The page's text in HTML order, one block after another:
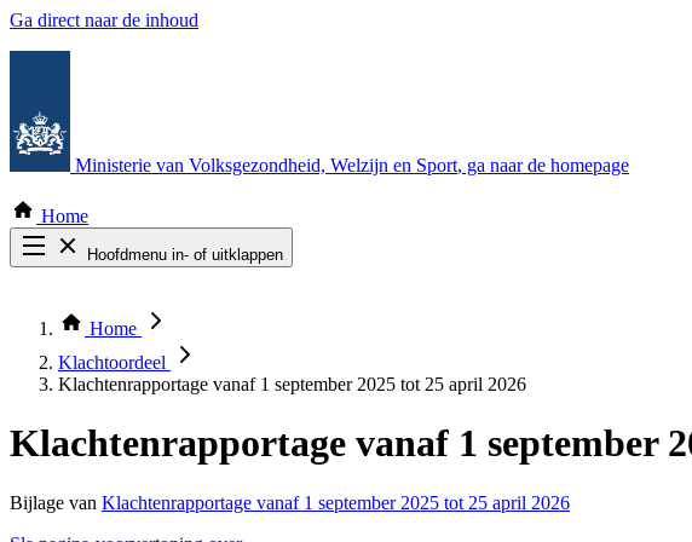
Ga direct naar de inhoud
Ministerie van Volksgezondheid, Welzijn en Sport, ga naar de homepage
Home
Hoofdmenu in- of uitklappen
Thema COVID-19
Bekijk per bestuursorgaan
Home
Klachtoordeel
Klachtenrapportage vanaf 1 september 2025 tot 25 april 2026
Klachtenrapportage vanaf 1 september
Bijlage van Klachtenrapportage vanaf 1 september 2025 tot 25 april 2026